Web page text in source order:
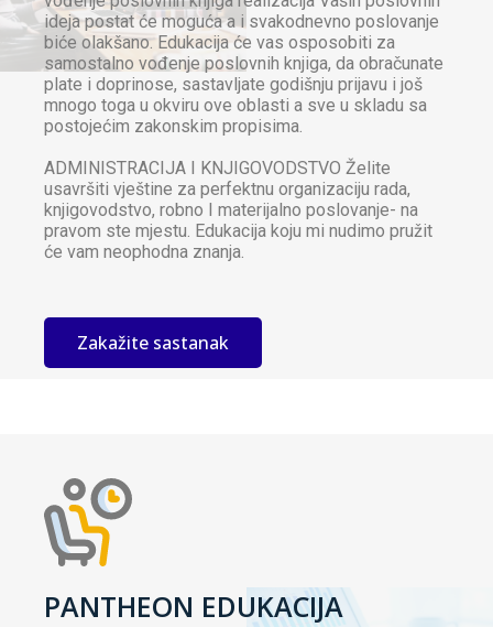
ideja postat će moguća a i svakodnevno poslovanje
biće olakšano. Edukacija će vas osposobiti za
samostalno vođenje poslovnih knjiga, da obračunate
plate i doprinose, sastavljate godišnju prijavu i još
mnogo toga u okviru ove oblasti a sve u skladu sa
postojećim zakonskim propisima.
ADMINISTRACIJA I KNJIGOVODSTVO Želite
usavršiti vještine za perfektnu organizaciju rada,
knjigovodstvo, robno I materijalno poslovanje- na
pravom ste mjestu. Edukacija koju mi nudimo pružit
će vam neophodna znanja.
Zakažite sastanak
PANTHEON EDUKACIJA